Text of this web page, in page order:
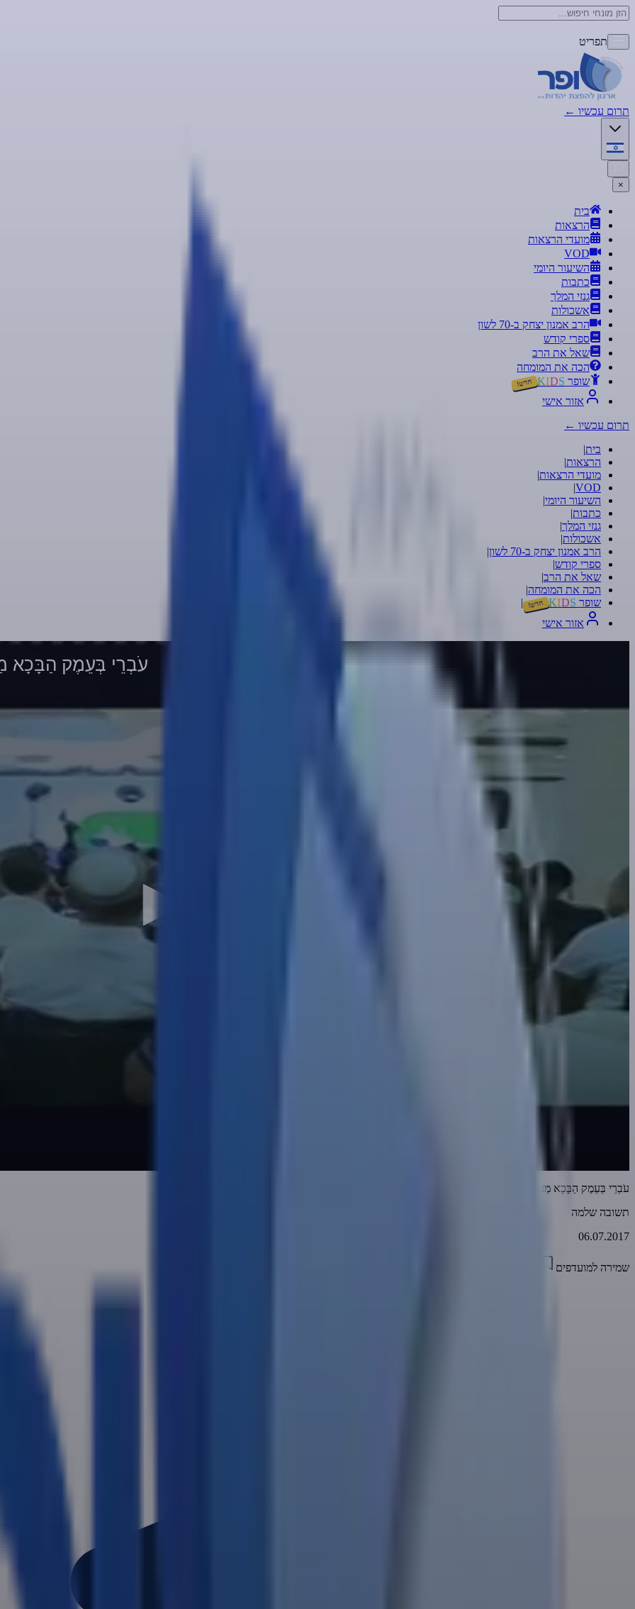
תפריט
תרום עכשיו ←
×
בית
הרצאות
מועדי הרצאות
VOD
השיעור היומי
כתבות
גנזי המלך
אשכולות
הרב אמנון יצחק ב-70 לשון
ספרי קודש
שאל את הרב
הכה את המומחה
שופר
KIDS חדש!
אזור אישי
תרום עכשיו ←
בית|
הרצאות|
מועדי הרצאות|
VOD
|
השיעור היומי|
כתבות|
גנזי המלך|
אשכולות|
הרב אמנון יצחק ב-70 לשון
|
ספרי קודש|
שאל את הרב|
הכה את המומחה|
שופר
KIDS חדש! |
אזור אישי
עֹבְרֵי בְּעֵמֶק הַבָּכָא
עֹבְרֵי בְּעֵמֶק הַבָּכָא מַעְיָן יְשִׁיתוּהוּ - כדאי לבכות פה ולא שם...
תשובה שלמה
06.07.2017
שמירה למועדפים